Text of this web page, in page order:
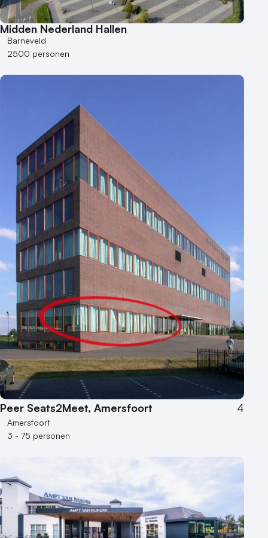
Midden Nederland Hallen
Barneveld
2500 personen
Peer Seats2Meet, Amersfoort 4
Amersfoort
3 - 75 personen